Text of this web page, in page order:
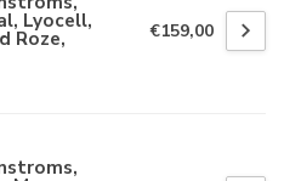
Lyocell,
Roze, €159,00